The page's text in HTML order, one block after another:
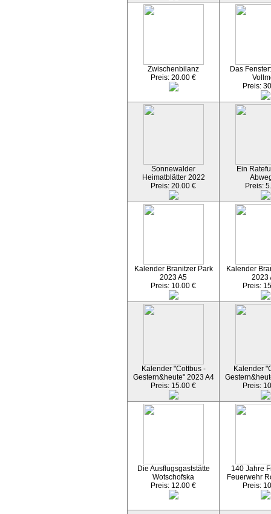
Zwischenbilanz
Preis: 20.00 €
Das
Preis:
Sonnewalder
Heimatblätter 2022
Preis: 20.00 €
Ein
Preis:
Kalender Branitzer Park
2023 A5
Preis: 10.00 €
Kalender
2023
Preis:
Kalender "Cottbus -
Gestern&heute" 2023 A4
Preis: 15.00 €
Kalender
Preis:
Die Ausflugsgaststätte
Wotschofska
Preis: 12.00 €
140 Jahre
Feuerwehr
Preis: